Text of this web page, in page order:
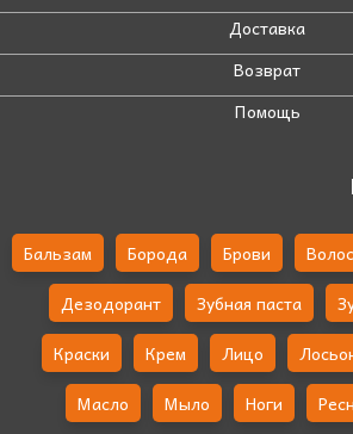
Доставка
Возврат
Помощь
Бальзам Борода Брови
Дезодорант
Зубная паста
Краски
Крем Лицо
Масло
Мыло Ноги